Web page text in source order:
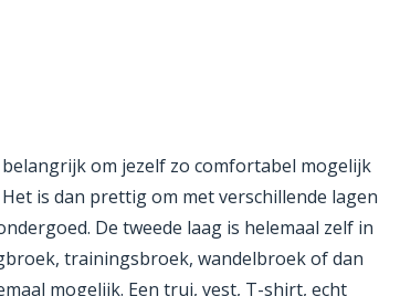
om jezelf zo comfortabel mogelijk
is dan prettig om met verschillende lagen
De tweede laag is helemaal zelf in
trainingsbroek, wandelbroek of dan
mogelijk. Een trui, vest, T-shirt, echt